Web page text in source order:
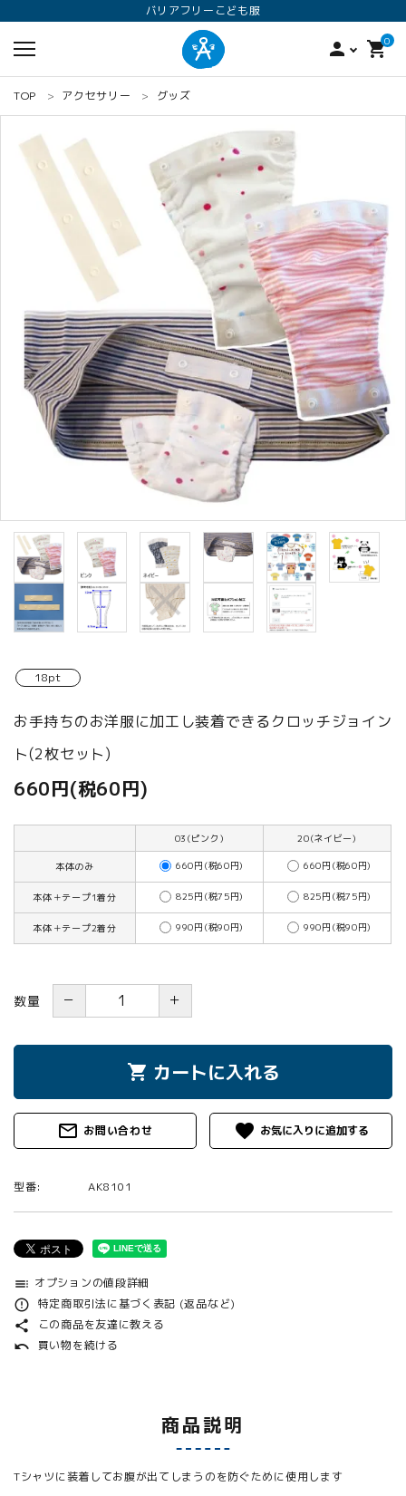
バリアフリーこども服
person 0
shopping_cart
search
ロンパース 160
ANGEL KIDS WEARのこだわり
商品カテゴリから選ぶ
ACCOUNT MENU
meeting_room ログイン person 新規会員登録
TOP アクセサリー グッズ
18pt
お手持ちのお洋服に加工し装着できるクロッチジョイン
ト(2枚セット)
660円(税60円)
03(ピンク) 20(ネイビー)
本体のみ 660円(税60円) 660円(税60円)
本体＋テープ1着分 825円(税75円) 825円(税75円)
本体＋テープ2着分 990円(税90円) 990円(税90円)
数量 － ＋
shopping_cart カートに入れる
mail_outline お問い合わせ favorite
型番: AK8101
toc オプションの値段詳細
error_outline 特定商取引法に基づく表記 (返品など)
share この商品を友達に教える
undo 買い物を続ける
商品説明
Tシャツに装着してお腹が出てしまうのを防ぐために使用します